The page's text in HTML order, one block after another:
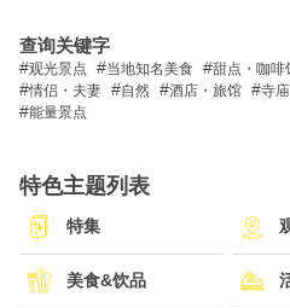
查询关键字
观光景点 当地知名美食 甜点・咖啡
情侣・夫妻
自然 酒店・旅馆 寺
能量景点
特色主题列表
特集
美食&饮品